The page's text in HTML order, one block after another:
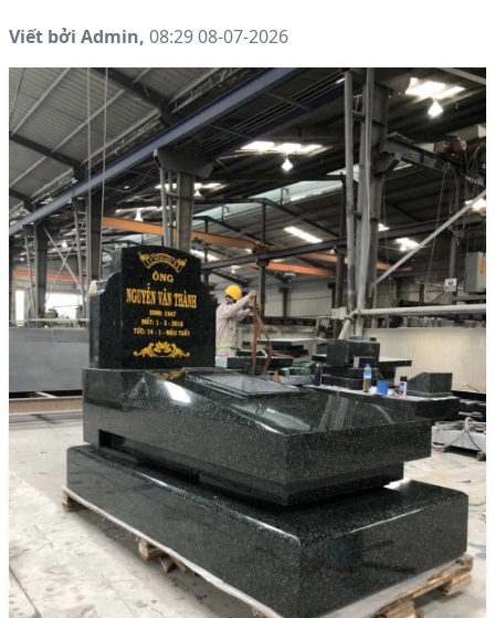
Viết bởi Admin, 08:29 08-07-2026